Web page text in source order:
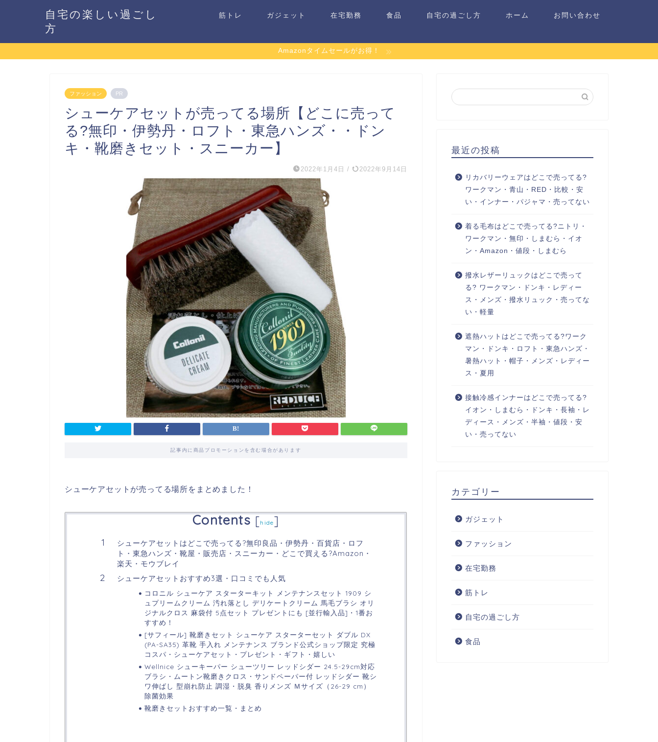
自宅の楽しい過ごし
方
筋トレ ガジェット 在宅勤務 食品 自宅の過ごし方 ホーム お問い合わせ
Amazonタイムセールがお得！
ファッション PR
シューケアセットが売ってる場所【どこに売って
る?無印・伊勢丹・ロフト・東急ハンズ・・ドン
キ・靴磨きセット・スニーカー】
2022年1月4日 / 2022年9月14日
記事内に商品プロモーションを含む場合があります
シューケアセットが売ってる場所をまとめました！
Contents [hide]
シューケアセットはどこで売ってる?無印良品・伊勢丹・百貨店・ロフ
ト・東急ハンズ・靴屋・販売店・スニーカー・どこで買える?Amazon・
楽天・モウブレイ
シューケアセットおすすめ3選・口コミでも人気
コロニル シューケア スターターキット メンテナンスセット 1909 シ
ュプリームクリーム 汚れ落とし デリケートクリーム 馬毛ブラシ オリ
ジナルクロス 麻袋付 5点セット プレゼントにも [並行輸入品]・1番お
すすめ！
[サフィール] 靴磨きセット シューケア スターターセット ダブル DX
(PA-SA35) 革靴 手入れ メンテナンス ブランド公式ショップ限定 究極
コスパ・シューケアセット・プレゼント・ギフト・嬉しい
Wellnice シューキーパー シューツリー レッドシダー 24.5-29cm対応
ブラシ・ムートン靴磨きクロス・サンドペーパー付 レッドシダー 靴シ
ワ伸ばし 型崩れ防止 調湿・脱臭 香りメンズ Ｍサイズ（26-29 cm）
除菌効果
靴磨きセットおすすめ一覧・まとめ
最近の投稿
リカバリーウェアはどこで売ってる?
ワークマン・青山・RED・比較・安
い・インナー・パジャマ・売ってない
着る毛布はどこで売ってる?ニトリ・
ワークマン・無印・しまむら・イオ
ン・Amazon・値段・しまむら
撥水レザーリュックはどこで売って
る? ワークマン・ドンキ・レディー
ス・メンズ・撥水リュック・売ってな
い・軽量
遮熱ハットはどこで売ってる?ワーク
マン・ドンキ・ロフト・東急ハンズ・
暑熱ハット・帽子・メンズ・レディー
ス・夏用
接触冷感インナーはどこで売ってる?
イオン・しまむら・ドンキ・長袖・レ
ディース・メンズ・半袖・値段・安
い・売ってない
カテゴリー
ガジェット
ファッション
在宅勤務
筋トレ
自宅の過ごし方
食品